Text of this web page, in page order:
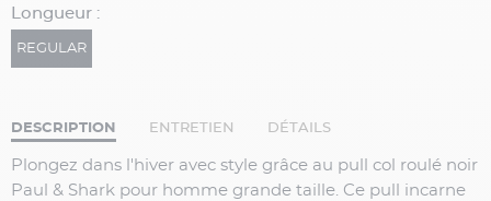
Longueur :
REGULAR
DESCRIPTION ENTRETIEN DÉTAILS
Plongez dans l'hiver avec style grâce au pull col roulé noir
Paul & Shark pour homme grande taille. Ce pull incarne